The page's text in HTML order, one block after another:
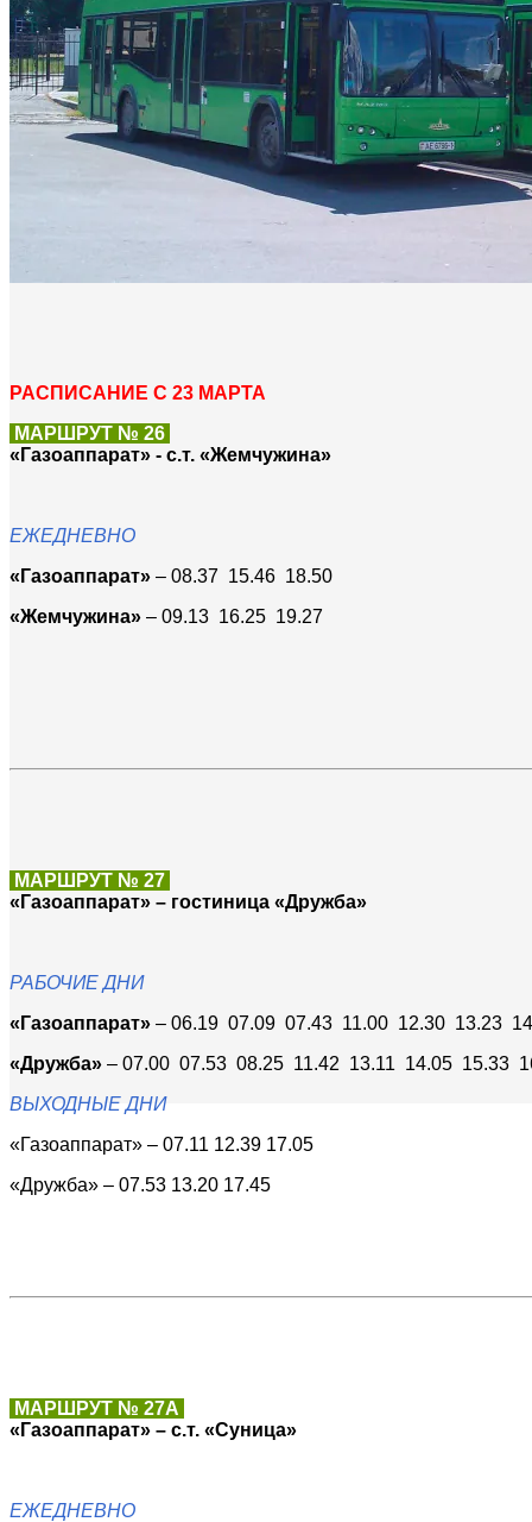
РАСПИСАНИЕ С 23 МАРТА
МАРШРУТ № 26
«Газоаппарат» - с.т. «Жемчужина»
ЕЖЕДНЕВНО
«Газоаппарат» – 08.37 15.46 18.50
«Жемчужина» – 09.13 16.25 19.27
МАРШРУТ № 27
«Газоаппарат» – гостиница «Дружба»
РАБОЧИЕ ДНИ
«Газоаппарат» – 06.19 07.09 07.43 11.00 12.30 13.23
«Дружба» – 07.00 07.53 08.25 11.42 13.11 14.05 15.33
ВЫХОДНЫЕ ДНИ
«Газоаппарат» – 07.11 12.39 17.05
«Дружба» – 07.53 13.20 17.45
МАРШРУТ № 27А
«Газоаппарат» – с.т. «Суница»
ЕЖЕДНЕВНО